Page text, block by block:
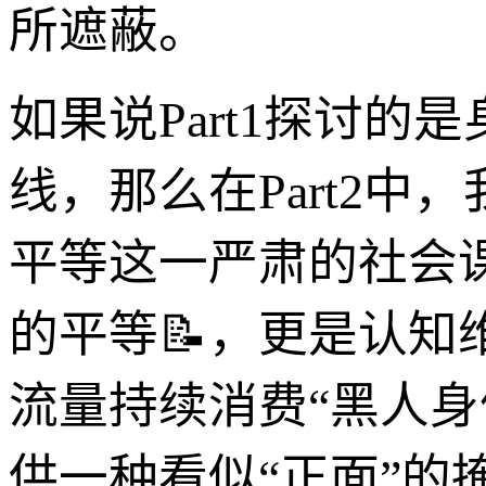
所遮蔽。
如果说Part1探讨的
线，那么在Part2中
平等这一严肃的社会
的平等📝，更是认知
流量持续消费“黑人